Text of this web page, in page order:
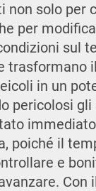
non solo per
per
sul
trasformano
in un
pericolosi
poiché il
e
Con